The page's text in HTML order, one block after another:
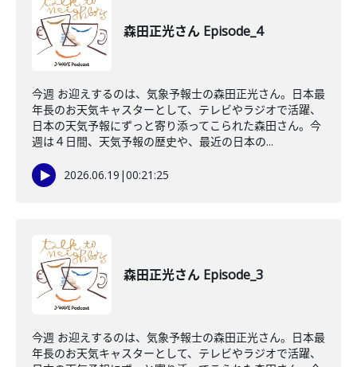
森田正光さん Episode_4
今週 お迎えするのは、気象予報士の森田正光さん。日本最
年長のお天気キャスターとして、テレビやラジオで活躍、
日本の天気予報にずっと寄り添ってこられた森田さん。今
週は４日間、天気予報の歴史や、最近の日本の...
2026.06.19 |00:21:25
森田正光さん Episode_3
今週 お迎えするのは、気象予報士の森田正光さん。日本最
年長のお天気キャスターとして、テレビやラジオで活躍、